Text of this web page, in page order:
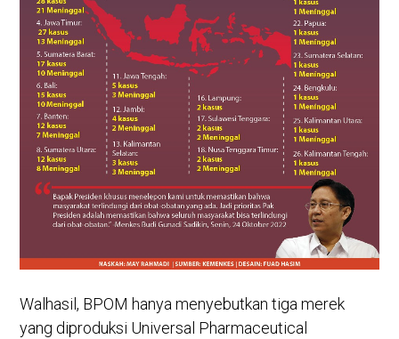
Walhasil, BPOM hanya menyebutkan tiga merek
yang diproduksi Universal Pharmaceutical